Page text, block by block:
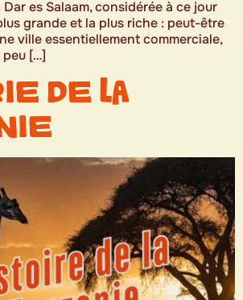
es Salaam, considérée à ce jour
grande et la plus riche : peut-être
ville essentiellement commerciale,
peu […]
DE LA